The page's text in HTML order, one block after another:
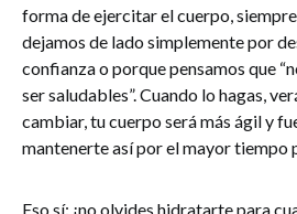
forma de ejercitar el cuerpo,
dejamos de lado simplemente por
confianza o porque pensamos que
ser saludables”. Cuando lo hagas,
cambiar, tu cuerpo será más ágil y
mantenerte así por el mayor tiempo
Eso sí: ¡no olvides hidratarte para